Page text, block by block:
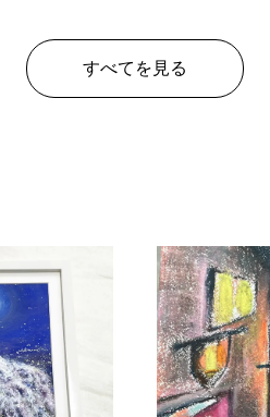
¥ 15,000
すべてを見る